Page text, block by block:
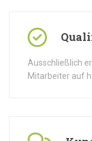
Ausschließlich
Mitarbeiter auf